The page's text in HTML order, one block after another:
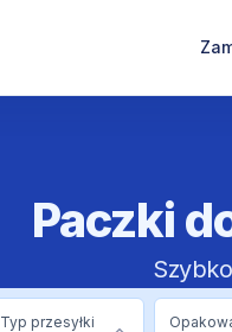
Paczki
Typ przesyłki